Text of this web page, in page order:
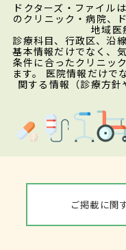
ドクターズ・ファイル
のクリニック・病院、
地域医
診療科目、行政区、沿
基本情報だけでなく、
条件に合ったクリニッ
ます。 医院情報だけで
関する情報（診療方針
ご掲載に関